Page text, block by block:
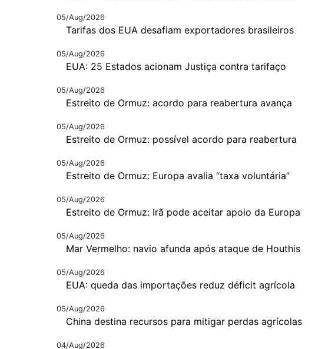
05/Aug/2026
Tarifas dos EUA desafiam exportadores brasileiros
05/Aug/2026
EUA: 25 Estados acionam Justiça contra tarifaço
05/Aug/2026
Estreito de Ormuz: acordo para reabertura avança
05/Aug/2026
Estreito de Ormuz: possível acordo para reabertura
05/Aug/2026
Estreito de Ormuz: Europa avalia “taxa voluntária”
05/Aug/2026
Estreito de Ormuz: Irã pode aceitar apoio da Europa
05/Aug/2026
Mar Vermelho: navio afunda após ataque de Houthis
05/Aug/2026
EUA: queda das importações reduz déficit agrícola
05/Aug/2026
China destina recursos para mitigar perdas agrícolas
04/Aug/2026